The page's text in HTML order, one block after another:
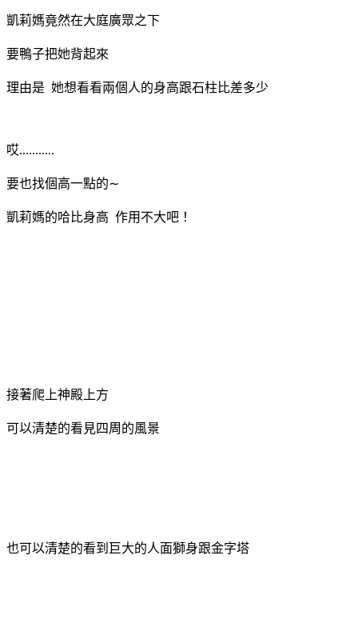
凱莉媽竟然在大庭廣眾之下
要鴨子把她背起來
理由是 她想看看兩個人的身高跟石柱比差多少
哎...........
要也找個高一點的∼
凱莉媽的哈比身高 作用不大吧！
接著爬上神殿上方
可以清楚的看見四周的風景
也可以清楚的看到巨大的人面獅身跟金字塔